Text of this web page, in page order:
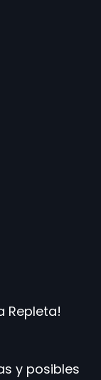
Repleta!
y posibles